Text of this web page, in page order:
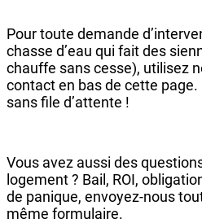
Pour toute demande
chasse d’eau qui fait des
chauffe sans cesse), utilisez
contact en bas de cette page.
sans file d’attente !
Vous avez aussi des
logement ? Bail, ROI,
de panique, envoyez-nous
même formulaire.